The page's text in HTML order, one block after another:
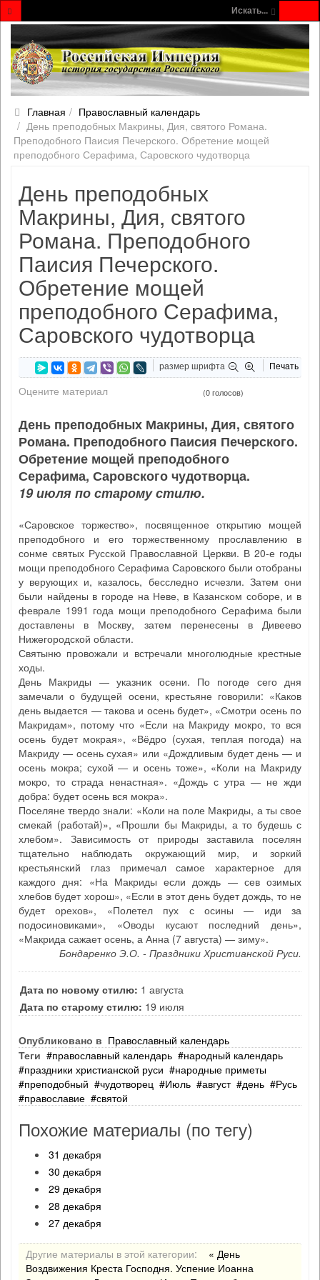
Искать...
Главная
Православный календарь
День преподобных Макрины, Дия, святого Романа.
Преподобного Паисия Печерского. Обретение мощей
преподобного Серафима, Саровского чудотворца
День преподобных
Макрины, Дия, святого
Романа. Преподобного
Паисия Печерского.
Обретение мощей
преподобного Серафима,
Саровского чудотворца
размер шрифта Печать
Оцените материал (0 голосов)
День преподобных Макрины, Дия, святого
Романа. Преподобного Паисия Печерского.
Обретение мощей преподобного
Серафима, Саровского чудотворца.
19 июля по старому стилю.
«Саровское торжество», посвященное открытию мощей
преподобного и его торжественному прославлению в
сонме святых Русской Православной Церкви. В 20-е годы
мощи преподобного Серафима Саровского были отобраны
у верующих и, казалось, бесследно исчезли. Затем они
были найдены в городе на Неве, в Казанском соборе, и в
феврале 1991 года мощи преподобного Серафима были
доставлены в Москву, затем перенесены в Дивеево
Нижегородской области.
Святыню провожали и встречали многолюдные крестные
ходы.
День Макриды — указник осени. По погоде сего дня
замечали о будущей осени, крестьяне говорили: «Каков
день выдается — такова и осень будет», «Смотри осень по
Макридам», потому что «Если на Макриду мокро, то вся
осень будет мокрая», «Вёдро (сухая, теплая погода) на
Макриду — осень сухая» или «Дождливым будет день — и
осень мокра; сухой — и осень тоже», «Коли на Макриду
мокро, то страда ненастная». «Дождь с утра — не жди
добра: будет осень вся мокра».
Поселяне твердо знали: «Коли на поле Макриды, а ты свое
смекай (работай)», «Прошли бы Макриды, а то будешь с
хлебом». Зависимость от природы заставила поселян
тщательно наблюдать окружающий мир, и зоркий
крестьянский глаз примечал самое характерное для
каждого дня: «На Макриды если дождь — сев озимых
хлебов будет хорош», «Если в этот день будет дождь, то не
будет орехов», «Полетел пух с осины — иди за
подосиновиками», «Оводы кусают последний день»,
«Макрида сажает осень, а Анна (7 августа) — зиму».
Бондаренко Э.О. - Праздники Христианской Руси.
Дата по новому стилю: 1 августа
Дата по старому стилю: 19 июля
Опубликовано в Православный календарь
Теги
православный календарь
народный календарь
праздники христианской руси
народные приметы
преподобный
чудотворец Июль август день
Русь
православие
святой
Похожие материалы (по тегу)
31 декабря
30 декабря
29 декабря
28 декабря
27 декабря
Другие материалы в этой категории:
« День
Воздвижения Креста Господня. Успение Иоанна